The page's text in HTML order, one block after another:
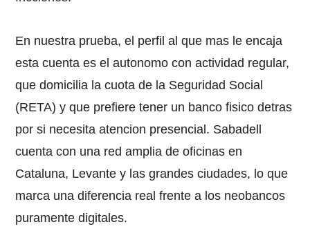
En nuestra prueba, el perfil al que mas le encaja
esta cuenta es el autonomo con actividad regular,
que domicilia la cuota de la Seguridad Social
(RETA) y que prefiere tener un banco fisico detras
por si necesita atencion presencial. Sabadell
cuenta con una red amplia de oficinas en
Cataluna, Levante y las grandes ciudades, lo que
marca una diferencia real frente a los neobancos
puramente digitales.